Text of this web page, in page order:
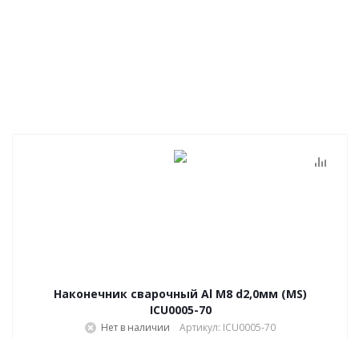
Наконечник сварочный Al М8 d2,0мм (MS)
ICU0005-70
Нет в наличии
Артикул: ICU0005-70